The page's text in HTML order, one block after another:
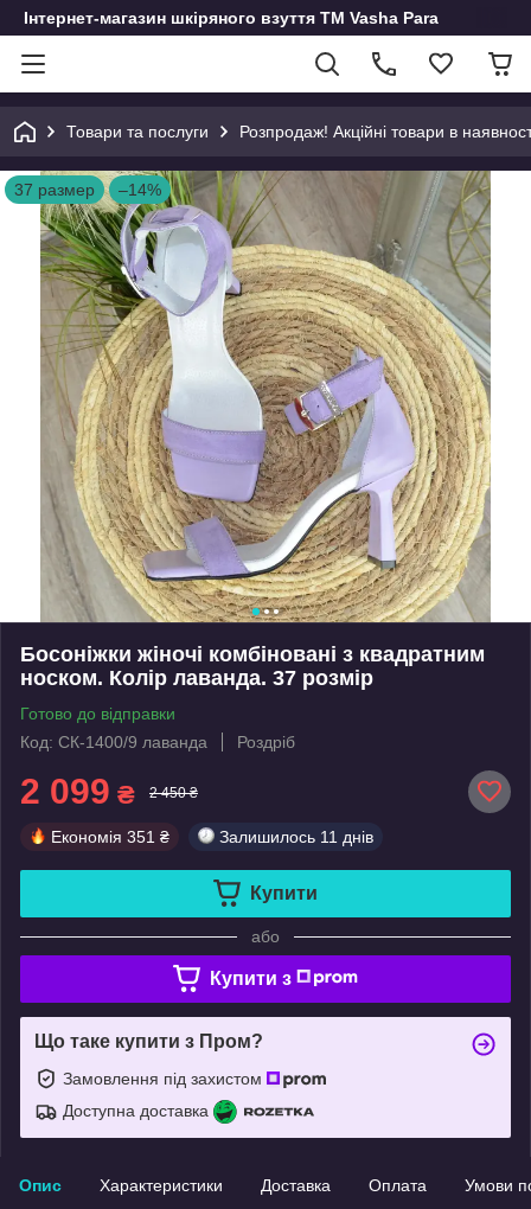
Інтернет-магазин шкіряного взуття ТМ Vasha Para
Товари та послуги Розпродаж! Акційні товари в
37 размер –14%
Босоніжки жіночі комбіновані з квадратним
носком. Колір лаванда. 37 розмір
Готово до відправки
Код: СК-1400/9 лаванда
Роздріб
2 099 ₴ 2 450 ₴
Економія 351 ₴ Залишилось 11 днів
Купити
або
Купити з
Що таке купити з Пром?
Замовлення під захистом
Доступна доставка
Опис Характеристики Доставка Оплата Умови